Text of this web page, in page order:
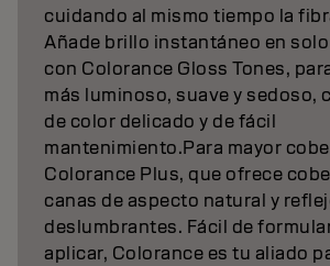
cuidando al mismo tiempo la
Añade brillo instantáneo en
con Colorance Gloss Tones,
más luminoso, suave y sedoso,
de color delicado y de fácil
mantenimiento.Para mayor
Colorance Plus, que ofrece
canas de aspecto natural y
deslumbrantes. Fácil de
aplicar, Colorance es tu aliado